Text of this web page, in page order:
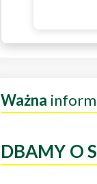
Ważna
DBAMY O